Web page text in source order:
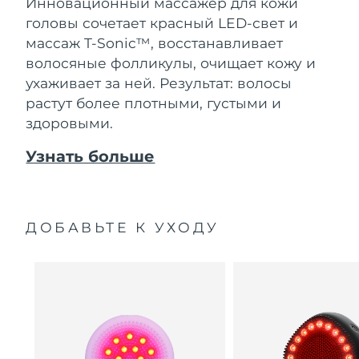
головы сочетает красный LED-свет и
массаж T-Sonic™, восстанавливает
волосяные фолликулы, очищает кожу и
ухаживает за ней. Результат: волосы
растут более плотными, густыми и
здоровыми.
Узнать больше
ДОБАВЬТЕ К УХОДУ